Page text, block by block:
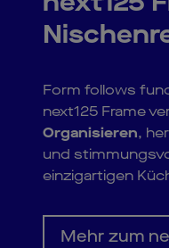
Form follows
next125 Frame
Organisieren,
und
einzigartigen
Mehr zum